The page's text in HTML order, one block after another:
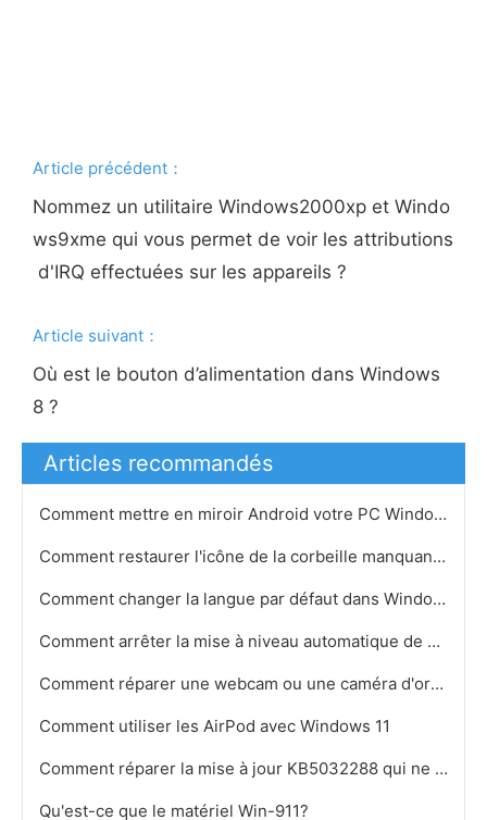
Article précédent：
Nommez un utilitaire Windows2000xp et Windo
ws9xme qui vous permet de voir les attributions
d'IRQ effectuées sur les appareils ?
Article suivant：
Où est le bouton d’alimentation dans Windows
8 ?
Articles recommandés
Comment mettre en miroir Android votre PC Windows 11
Comment restaurer l'icône de la corbeille manquante dans Windows 11
Comment changer la langue par défaut dans Windows 11
Comment arrêter la mise à niveau automatique de Windows 11
Comment réparer une webcam ou une caméra d'ordinateur portable floue sous Windows 11
Comment utiliser les AirPod avec Windows 11
Comment réparer la mise à jour KB5032288 qui ne s'installe pas sur Windows 11
Qu'est-ce que le matériel Win-911?